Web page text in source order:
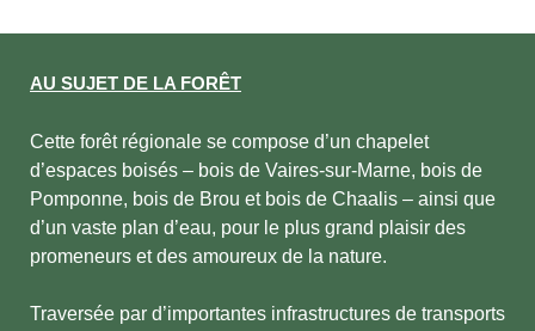
AU SUJET DE LA FORÊT
Cette forêt régionale se compose d’un chapelet
d’espaces boisés – bois de Vaires-sur-Marne, bois de
Pomponne, bois de Brou et bois de Chaalis – ainsi que
d’un vaste plan d’eau, pour le plus grand plaisir des
promeneurs et des amoureux de la nature.
Traversée par d’importantes infrastructures de transports